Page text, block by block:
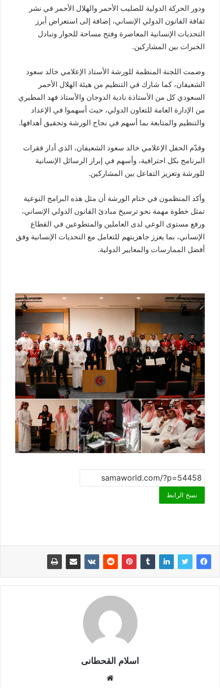
ودور الحركة الدولية للصليب الأحمر والهلال الأحمر في نشر
ثقافة القانون الدولي الإنساني، إضافة إلى استعراض أبرز
التحديات الإنسانية المعاصرة وفتح مساحة للحوار وتبادل
الخبرات بين المشاركين.
وضمت اللجنة المنظمة للورشة الأستاذ الإعلامي خالد سعود
الشعيفان، كما شارك في التنظيم من هيئة الهلال الأحمر
السعودي كل من الأستاذة نادية الدوجان والأستاذ فهد المطيري
من الإدارة العامة للتعاون الدولي، حيث أسهموا في الإعداد
والتنظيم والمتابعة بما أسهم في نجاح الورشة وتحقيق أهدافها.
وقدّم الحفل الإعلامي خالد سعود الشعيفان، الذي أدار فقرات
البرنامج بكل احترافية، وأسهم في إبراز الرسائل الإنسانية
للورشة وتعزيز التفاعل بين المشاركين.
وأكد المنظمون في ختام الورشة أن مثل هذه البرامج النوعية
تمثل خطوة مهمة نحو ترسيخ مبادئ القانون الدولي الإنساني،
ورفع مستوى الوعي لدى العاملين والمتطوعين في القطاع
الإنساني، بما يعزز جاهزيتهم للتعامل مع التحديات الإنسانية وفق
أفضل الممارسات والمعايير الدولية.
نسخ الرابط
اسلام القحطانى